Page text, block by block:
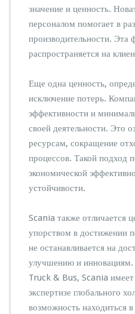
значение и ценность.
персоналом помогает в
производительности. Эта
распространяется на
Еще одна ценность,
исключение потерь.
эффективности и
своей деятельности. Это
ресурсам, сокращение
процессов. Такой подход
экономической
устойчивости.
Scania также отличается
упорством в достижении
не останавливается на
улучшению и
Truck & Bus, Scania
экспертизе глобального
возможность находиться